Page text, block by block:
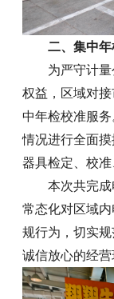
二、集中
为严守计
权益，区域对
中年检校准服
情况进行全面
器具检定、校准
本次共完成
常态化对区域
规行为，切实规
诚信放心的经营